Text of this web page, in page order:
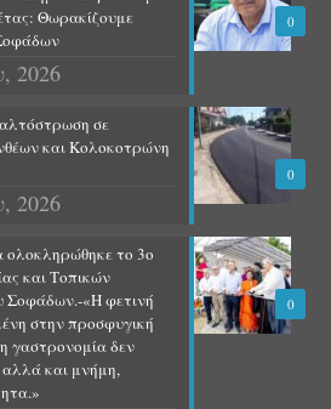
0
Θωρακίζουμε
2026
0
σε
και Κολοκοτρώνη
2026
0
ολοκληρώθηκε το 3ο
και Τοπικών
Σοφάδων.-«Η φετινή
στην προσφυγική
γαστρονομία δεν
αλλά και μνήμη,